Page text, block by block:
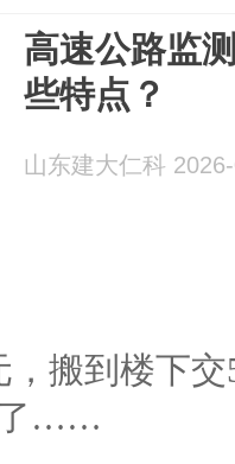
高速公路监
些特点？
山东建大仁科
，搬到楼下
了……